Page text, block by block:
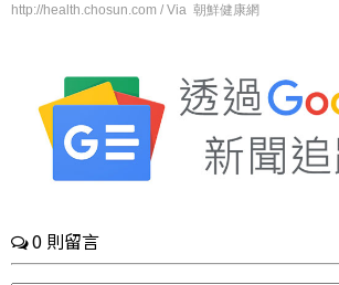
http://health.chosun.com / Via 朝鮮健康網